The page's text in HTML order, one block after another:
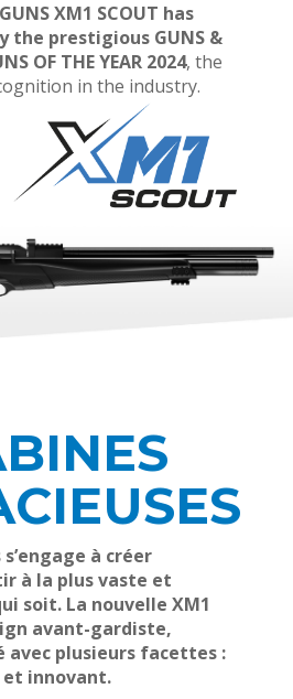
XM1 SCOUT has
the prestigious GUNS &
OF THE YEAR 2024, the
in the industry.
à créer
à la plus vaste et
soit. La nouvelle XM1
avant-gardiste,
plusieurs facettes :
innovant.